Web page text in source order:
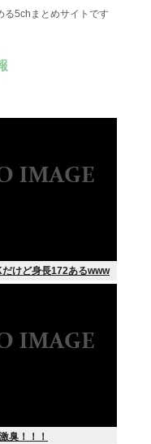
る5chまとめサイトです
けど身長172あるwww
臭！！！